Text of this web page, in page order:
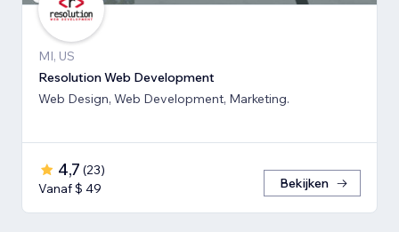
MI, US
Resolution Web Development
Web Design, Web Development, Marketing.
4,7 (23)
Vanaf $ 49
Bekijken